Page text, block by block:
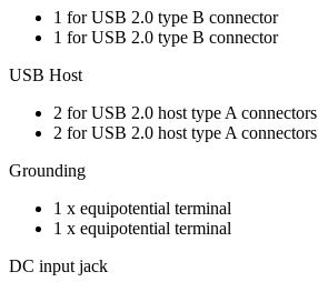
1 for USB 2.0 type B connector
1 for USB 2.0 type B connector
USB Host
2 for USB 2.0 host type A connectors
2 for USB 2.0 host type A connectors
Grounding
1 x equipotential terminal
1 x equipotential terminal
DC input jack